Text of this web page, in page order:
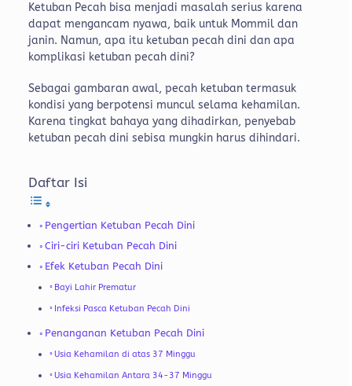
Ketuban Pecah bisa menjadi masalah serius karena
dapat mengancam nyawa, baik untuk Mommil dan
janin. Namun, apa itu ketuban pecah dini dan apa
komplikasi ketuban pecah dini?
Sebagai gambaran awal, pecah ketuban termasuk
kondisi yang berpotensi muncul selama kehamilan.
Karena tingkat bahaya yang dihadirkan, penyebab
ketuban pecah dini sebisa mungkin harus dihindari.
Daftar Isi
Pengertian Ketuban Pecah Dini
Ciri-ciri Ketuban Pecah Dini
Efek Ketuban Pecah Dini
Bayi Lahir Prematur
Infeksi Pasca Ketuban Pecah Dini
Penanganan Ketuban Pecah Dini
Usia Kehamilan di atas 37 Minggu
Usia Kehamilan Antara 34-37 Minggu